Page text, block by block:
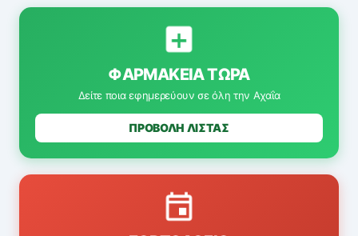
ΦΑΡΜΑΚΕΊΑ ΤΏΡΑ
Δείτε ποια εφημερεύουν σε όλη την Αχαΐα
ΠΡΟΒΟΛΗ ΛΙΣΤΑΣ